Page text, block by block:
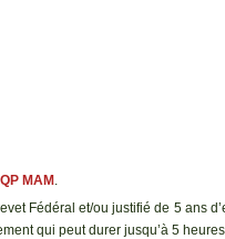
MAM.
Fédéral et/ou justifié de 5 ans
qui peut durer jusqu’à 5